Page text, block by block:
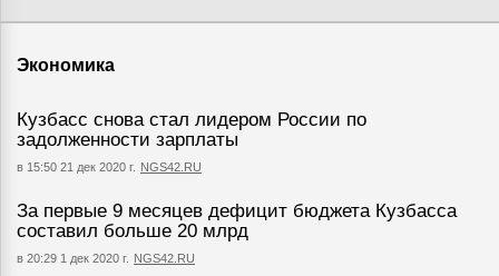
Экономика
Кузбасс снова стал лидером России по
задолженности зарплаты
в 15:50 21 дек 2020 г. NGS42.RU
За первые 9 месяцев дефицит бюджета Кузбасса
составил больше 20 млрд
в 20:29 1 дек 2020 г. NGS42.RU